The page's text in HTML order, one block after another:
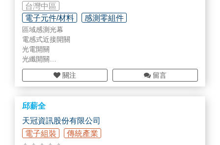
台灣中區
電子元件/材料
感測零組件
檢測/監測設備/部品
區域感測光幕
電感式近接開關
光電開關
光纖開關
靜電容近接開關
超音波開關
控制器模組＆特殊應用感應器
歐式＆快速接頭連接線
關注 留言
邱薪全
天冠資訊股份有限公司
電子組裝
傳統產業